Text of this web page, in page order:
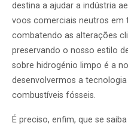
destina a ajudar a indústria
voos comerciais neutros em
combatendo as alterações
preservando o nosso estilo
sobre hidrogénio limpo é a
desenvolvermos a
combustíveis fósseis.
É preciso, enfim, que se